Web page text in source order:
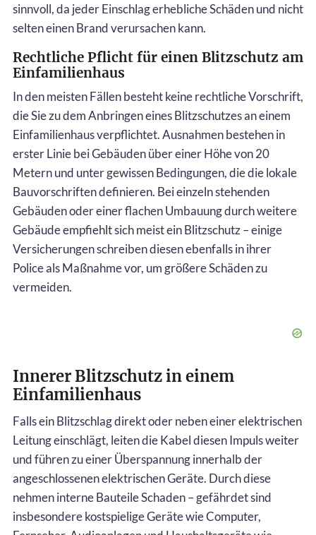
sinnvoll, da jeder Einschlag erhebliche Schäden und nicht
selten einen Brand verursachen kann.
Rechtliche Pflicht für einen Blitzschutz am
Einfamilienhaus
In den meisten Fällen besteht keine rechtliche Vorschrift,
die Sie zu dem Anbringen eines Blitzschutzes an einem
Einfamilienhaus verpflichtet. Ausnahmen bestehen in
erster Linie bei Gebäuden über einer Höhe von 20
Metern und unter gewissen Bedingungen, die die lokale
Bauvorschriften definieren. Bei einzeln stehenden
Gebäuden oder einer flachen Umbauung durch weitere
Gebäude empfiehlt sich meist ein Blitzschutz – einige
Versicherungen schreiben diesen ebenfalls in ihrer
Police als Maßnahme vor, um größere Schäden zu
vermeiden.
Innerer Blitzschutz in einem
Einfamilienhaus
Falls ein Blitzschlag direkt oder neben einer elektrischen
Leitung einschlägt, leiten die Kabel diesen Impuls weiter
und führen zu einer Überspannung innerhalb der
angeschlossenen elektrischen Geräte. Durch diese
nehmen interne Bauteile Schaden – gefährdet sind
insbesondere kostspielige Geräte wie Computer,